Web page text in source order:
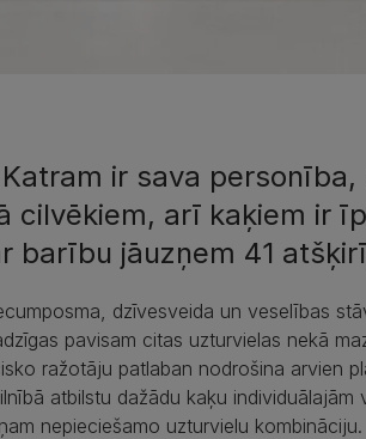
ir sava
cilvēkiem, arī kaķiem ir
barību jāuzņem 41
dzīvesveida un veselības
pavisam citas uzturvielas nekā
ražotāju patlaban nodrošina arvien
atbilstu dažādu kaķu individuālajām
nepieciešamo uzturvielu kombināciju.